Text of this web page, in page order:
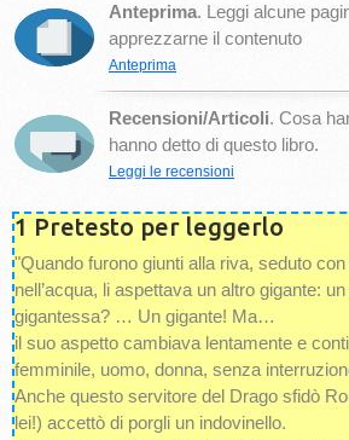
Anteprima. Leggi alcune
apprezzarne il contenuto
Anteprima
Recensioni/Articoli. Cosa
hanno detto di questo libro.
Leggi le recensioni
1 Pretesto per leggerlo
"Quando furono giunti alla riva, seduto
nell’acqua, li aspettava un altro gigante:
gigantessa? … Un gigante! Ma…
il suo aspetto cambiava lentamente e
femminile, uomo, donna, senza
Anche questo servitore del Drago sfidò
lei!) accettò di porgli un indovinello.